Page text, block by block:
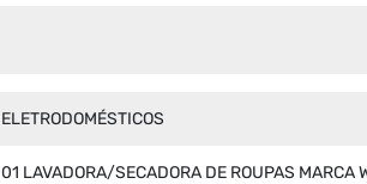
ELETRODOMÉSTICOS
01 LAVADORA/SECADORA DE ROUPAS MARCA